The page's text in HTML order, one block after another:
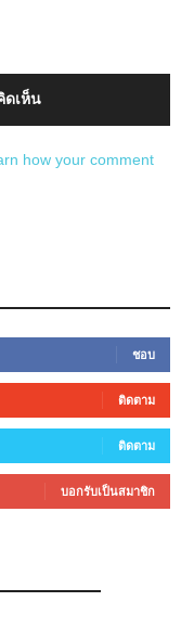
ดเห็น
how your comment
ชอบ
ติดตาม
ติดตาม
บอกรับเป็นสมาชิก